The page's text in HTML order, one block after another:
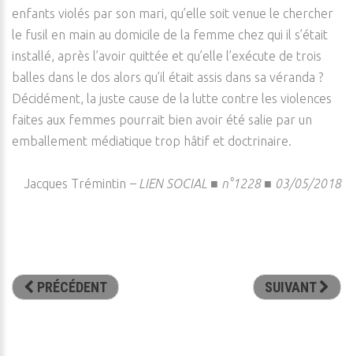
enfants violés par son mari, qu’elle soit venue le chercher
le fusil en main au domicile de la femme chez qui il s’était
installé, après l’avoir quittée et qu’elle l’exécute de trois
balles dans le dos alors qu’il était assis dans sa véranda ?
Décidément, la juste cause de la lutte contre les violences
faites aux femmes pourrait bien avoir été salie par un
emballement médiatique trop hâtif et doctrinaire.
Jacques Trémintin – LIEN SOCIAL ■ n°1228 ■ 03/05/2018
PRÉCÉDENT SUIVANT